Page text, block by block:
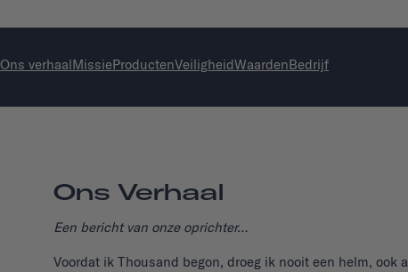
Ons verhaalMissieProductenVeiligheidWaardenBedrijf
Ons Verhaal
Een bericht van onze oprichter…
Voordat ik Thousand begon, droeg ik nooit een helm,